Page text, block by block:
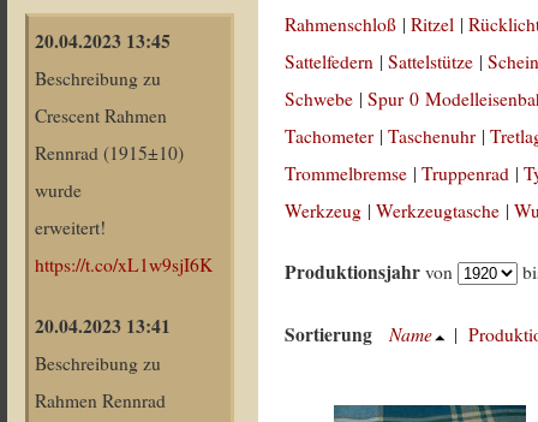
20.04.2023 13:45
Beschreibung zu
Crescent Rahmen
Rennrad (1915±10)
wurde
erweitert!
https://t.co/xL1w9sjI6K
20.04.2023 13:41
Beschreibung zu
Rahmen Rennrad
Rahmenschloß |Ritzel |
Sattelfedern |Sattelstütze |
Schwebe |Spur 0
Tachometer |Taschenuhr |
Trommelbremse |Truppenrad |
Werkzeug |Werkzeugtasche |
Produktionsjahr von
Sortierung Name |